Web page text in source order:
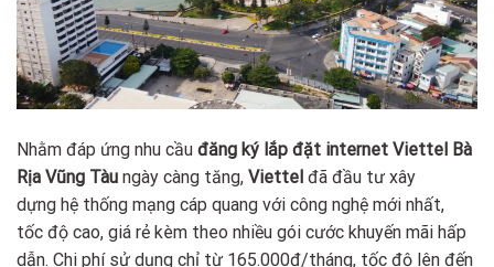
Nhằm đáp ứng nhu cầu đăng ký lắp đặt internet Viettel Bà
Rịa Vũng Tàu ngày càng tăng, Viettel đã đầu tư xây
dựng hệ thống mạng cáp quang với công nghệ mới nhất,
tốc độ cao, giá rẻ kèm theo nhiều gói cước khuyến mãi hấp
dẫn. Chi phí sử dụng chỉ từ 165.000đ/tháng, tốc độ lên đến